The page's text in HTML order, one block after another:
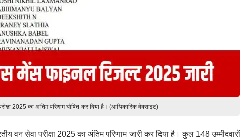
2025 का अंतिम परिणाम घोषित कर दिया है। (आधिकारिक वेबसाइट)
वन सेवा परीक्षा 2025 का अंतिम परिणाम जारी कर दिया है। कुल 148 उम्मीदवारों